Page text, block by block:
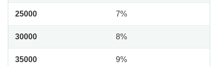
25000 7%
30000 8%
35000 9%